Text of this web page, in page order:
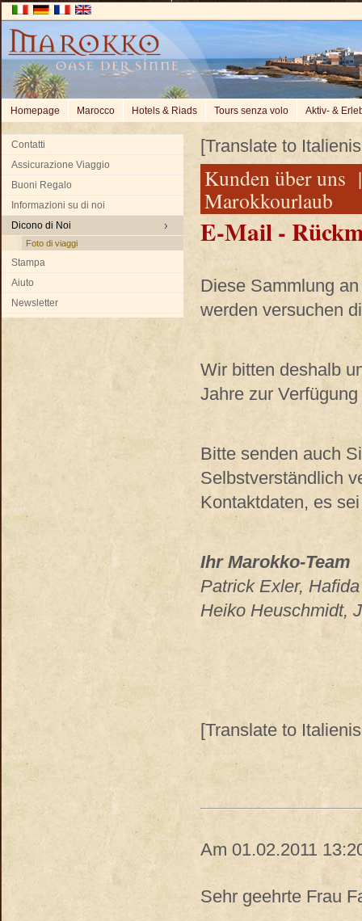
Homepage Marocco Hotels & Riads Tours senza volo Aktiv- &
Contatti
Assicurazione Viaggio
Buoni Regalo
Informazioni su di noi
Dicono di Noi
Foto di viaggi
Stampa
Aiuto
Newsletter
[Translate to
Kunden über uns
Marokkourlaub
E-Mail -
Diese Sammlung
werden versuchen
Wir bitten deshalb
Jahre zur
Bitte senden auch
Selbstverständlich
Kontaktdaten, es
Ihr Marokko-Team
Patrick Exler,
Heiko Heuschmidt,
[Translate to
Am 01.02.2011
Sehr geehrte Frau